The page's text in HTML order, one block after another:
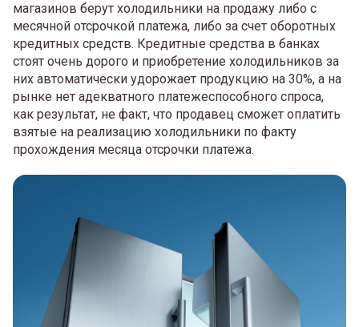
магазинов берут холодильники на продажу либо с
месячной отсрочкой платежа, либо за счет оборотных
кредитных средств. Кредитные средства в банках
стоят очень дорого и приобретение холодильников за
них автоматически удорожает продукцию на 30%, а на
рынке нет адекватного платежеспособного спроса,
как результат, не факт, что продавец сможет оплатить
взятые на реализацию холодильники по факту
прохождения месяца отсрочки платежа.